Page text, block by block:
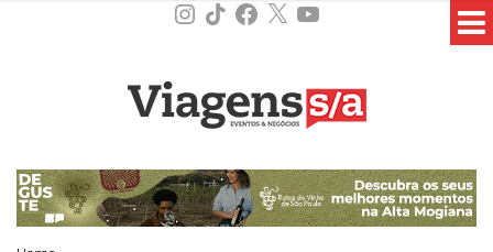
Instagram
TikTokFacebook
X YouTube